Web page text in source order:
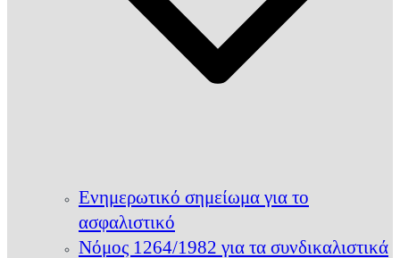
Ενημερωτικό σημείωμα για το
ασφαλιστικό
Νόμος 1264/1982 για τα συνδικαλιστικά